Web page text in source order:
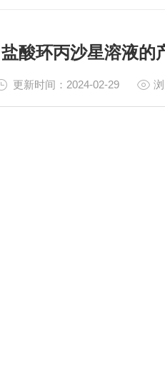
盐酸环丙沙星溶液的
更新时间：2024-02-29